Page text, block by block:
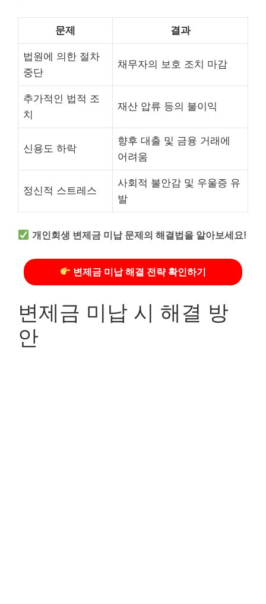
문제 결과
법원에 의한 절차
중단
채무자의 보호 조치 마감
추가적인 법적 조
치
재산 압류 등의 불이익
신용도 하락
향후 대출 및 금융 거래에
어려움
정신적 스트레스
사회적 불안감 및 우울증 유
발
개인회생 변제금 미납 문제의 해결법을 알아보세요!
변제금 미납 해결 전략 확인하기
변제금 미납 시 해결 방
안